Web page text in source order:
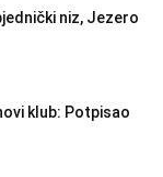
niz, Jezero
klub: Potpisao